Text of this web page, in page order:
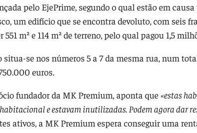
pelo EjePrime, segundo o qual estão em
um edifício que se encontra devoluto, com seis
m² e 114 m² de terreno, pelo qual pagou 1,5
se nos números 5 a 7 da mesma rua, num
euros.
fundador da MK Premium, aponta que «estas
e estavam inutilizadas. Podem agora dar
ativos, a MK Premium espera conseguir uma